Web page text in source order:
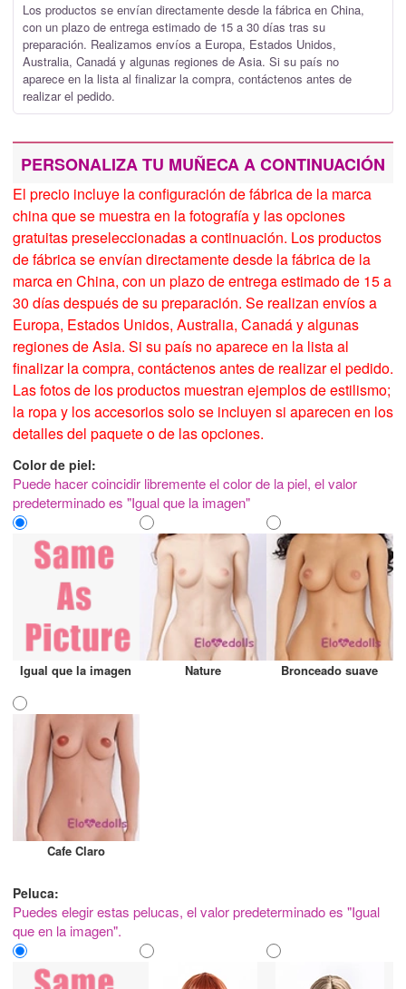
Los productos se envían directamente desde la fábrica en China,
con un plazo de entrega estimado de 15 a 30 días tras su
preparación. Realizamos envíos a Europa, Estados Unidos,
Australia, Canadá y algunas regiones de Asia. Si su país no
aparece en la lista al finalizar la compra, contáctenos antes de
realizar el pedido.
PERSONALIZA TU MUÑECA A CONTINUACIÓN
El precio incluye la configuración de fábrica de la marca
china que se muestra en la fotografía y las opciones
gratuitas preseleccionadas a continuación. Los productos
de fábrica se envían directamente desde la fábrica de la
marca en China, con un plazo de entrega estimado de 15 a
30 días después de su preparación. Se realizan envíos a
Europa, Estados Unidos, Australia, Canadá y algunas
regiones de Asia. Si su país no aparece en la lista al
finalizar la compra, contáctenos antes de realizar el pedido.
Las fotos de los productos muestran ejemplos de estilismo;
la ropa y los accesorios solo se incluyen si aparecen en los
detalles del paquete o de las opciones.
Color de piel:
Puede hacer coincidir libremente el color de la piel, el valor
predeterminado es "Igual que la imagen"
Igual que la imagen Nature Bronceado suave
Cafe Claro
Peluca:
Puedes elegir estas pelucas, el valor predeterminado es "Igual
que en la imagen".